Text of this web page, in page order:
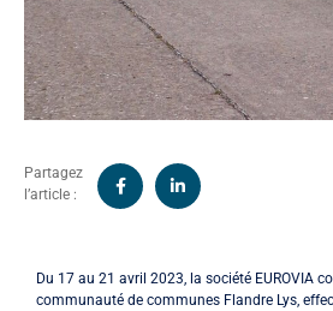
Partagez
l’article :
Du 17 au 21 avril 2023, la société EUROVIA
communauté de communes Flandre Lys,